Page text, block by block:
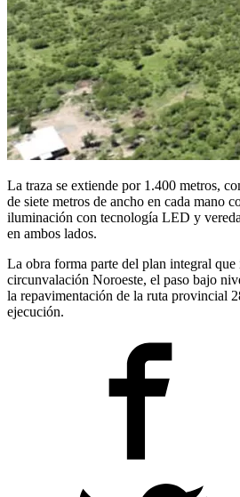
La traza se extiende por 1.400 metros,
de siete metros de ancho en cada mano
iluminación con tecnología LED y
en ambos lados.
La obra forma parte del plan integral
circunvalación Noroeste, el paso bajo
la repavimentación de la ruta provincial
ejecución.